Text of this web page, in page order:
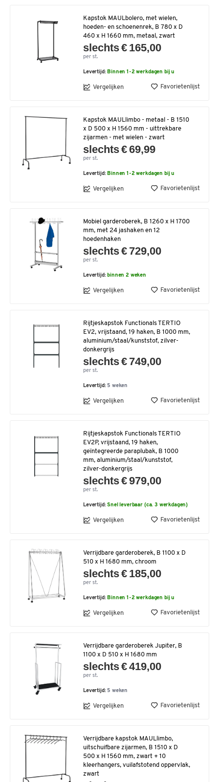
Kapstok MAULbolero, met wielen,
hoeden- en schoenenrek, B 780 x D
460 x H 1660 mm, metaal, zwart
slechts € 165,00
per st.
Levertijd: Binnen 1-2 werkdagen bij u
Vergelijken Favorietenlijst
Kapstok MAULlimbo - metaal - B 1510
x D 500 x H 1560 mm - uittrekbare
zijarmen - met wielen - zwart
slechts € 69,99
per st.
Levertijd: Binnen 1-2 werkdagen bij u
Vergelijken Favorietenlijst
Mobiel garderoberek, B 1260 x H 1700
mm, met 24 jashaken en 12
hoedenhaken
slechts € 729,00
per st.
Levertijd: binnen 2 weken
Vergelijken Favorietenlijst
Rijtjeskapstok Functionals TERTIO
EV2, vrijstaand, 19 haken, B 1000 mm,
aluminium/staal/kunststof, zilver-
donkergrijs
slechts € 749,00
per st.
Levertijd: 5 weken
Vergelijken Favorietenlijst
Rijtjeskapstok Functionals TERTIO
EV2P, vrijstaand, 19 haken,
geïntegreerde paraplubak, B 1000
mm, aluminium/staal/kunststof,
zilver-donkergrijs
slechts € 979,00
per st.
Levertijd:Snel leverbaar (ca. 3 werkdagen)
Vergelijken Favorietenlijst
Verrijdbare garderoberek, B 1100 x D
510 x H 1680 mm, chroom
slechts € 185,00
per st.
Levertijd: Binnen 1-2 werkdagen bij u
Vergelijken Favorietenlijst
Verrijdbare garderoberek Jupiter, B
1100 x D 510 x H 1680 mm
slechts € 419,00
per st.
Levertijd: 5 weken
Vergelijken Favorietenlijst
Verrijdbare kapstok MAULlimbo,
uitschuifbare zijarmen, B 1510 x D
500 x H 1560 mm, zwart + 10
kleerhangers, vuilafstotend oppervlak,
zwart